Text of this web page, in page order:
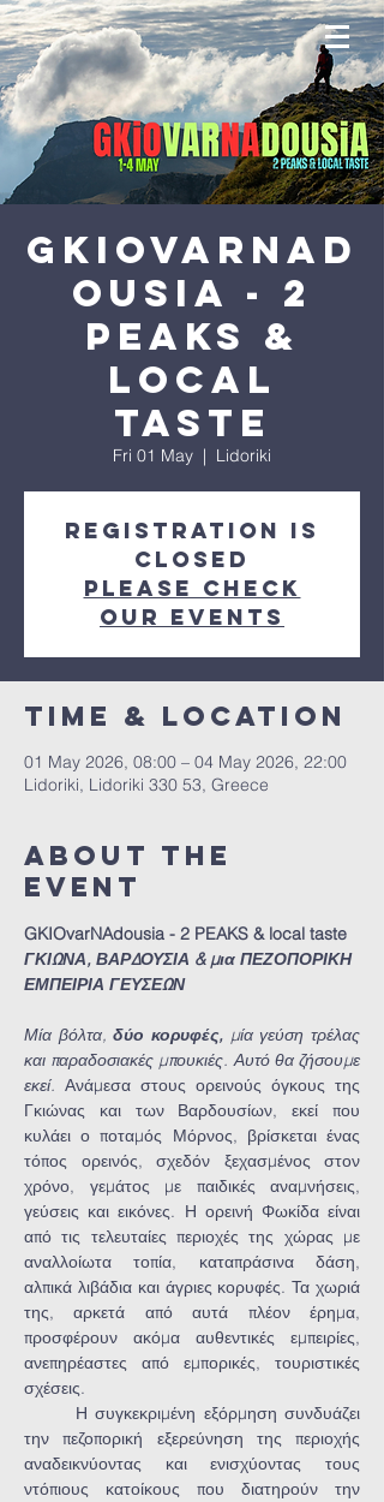
GKIOvarNAd
ousia - 2
PEAKS &
local
taste
Fri 01 May
  |
Lidoriki
Registration is
Closed
Please check
our events
Time & Location
01 May 2026, 08:00 – 04 May 2026, 22:00
Lidoriki, Lidoriki 330 53, Greece
About the
event
GKIOvarNAdousia - 2 PEAKS & local taste
ΓΚΙΩΝΑ, ΒΑΡΔΟΥΣΙΑ & μια ΠΕΖΟΠΟΡΙΚΗ
ΕΜΠΕΙΡΙΑ ΓΕΥΣΕΩΝ
Μία βόλτα, δύο κορυφές, μία γεύση τρέλας
και παραδοσιακές μπουκιές. Αυτό θα ζήσουμε
εκεί. Ανάμεσα στους ορεινούς όγκους της
Γκιώνας και των Βαρδουσίων, εκεί που
κυλάει ο ποταμός Μόρνος, βρίσκεται ένας
τόπος ορεινός, σχεδόν ξεχασμένος στον
χρόνο, γεμάτος με παιδικές αναμνήσεις,
γεύσεις και εικόνες. Η ορεινή Φωκίδα είναι
από τις τελευταίες περιοχές της χώρας με
αναλλοίωτα τοπία, καταπράσινα δάση,
αλπικά λιβάδια και άγριες κορυφές. Τα χωριά
της, αρκετά από αυτά πλέον έρημα,
προσφέρουν ακόμα αυθεντικές εμπειρίες,
ανεπηρέαστες από εμπορικές, τουριστικές
σχέσεις.
την πεζοπορική εξερεύνηση της περιοχής
αναδεικνύοντας και ενισχύοντας τους
ντόπιους κατοίκους που διατηρούν την